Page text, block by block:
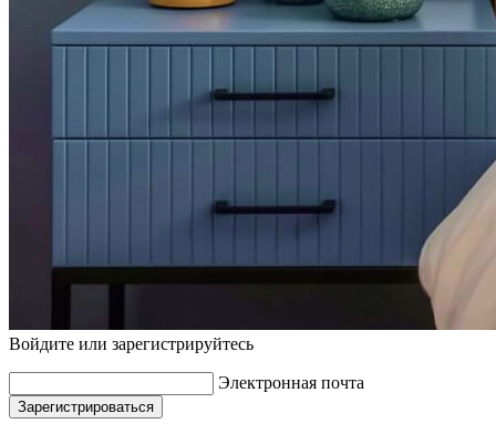
Войдите или зарегистрируйтесь
Электронная почта
Зарегистрироваться